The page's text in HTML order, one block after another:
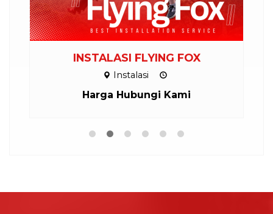
INSTALASI FLYING FOX
Instalasi
Harga Hubungi Kami